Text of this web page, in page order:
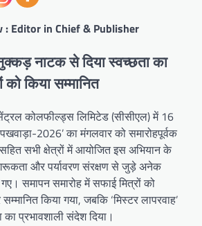
: Editor in Chief & Publisher
नुक्कड़ नाटक से दिया स्वच्छता का
किया सम्मानित
कोलफील्ड्स लिमिटेड (सीसीएल) में 16
2026’ का मंगलवार को समारोहपूर्वक
सभी क्षेत्रों में आयोजित इस अभियान के
और पर्यावरण संरक्षण से जुड़े अनेक
समापन समारोह में सफाई मित्रों को
किया गया, जबकि ‘मिस्टर लापरवाह’
प्रभावशाली संदेश दिया।